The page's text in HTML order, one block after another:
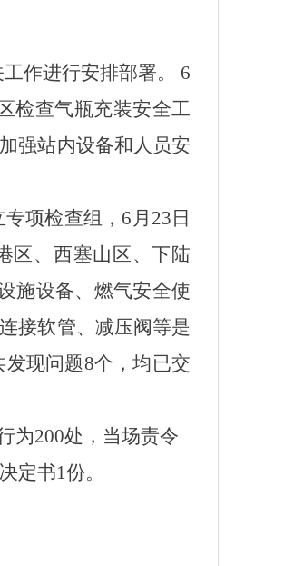
作进行安排部署。 6
检查气瓶充装安全工
强站内设备和人员安
项检查组，6月23日
区、西塞山区、下陆
施设备、燃气安全使
接软管、减压阀等是
现问题8个，均已交
为200处，当场责令
定书1份。